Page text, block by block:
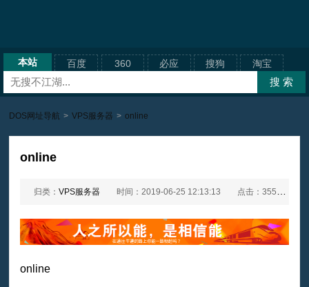
本站 百度 360 必应 搜狗 淘宝
DOS网址导航 > VPS服务器 > online
online
归类：VPS服务器 时间：2019-06-25 12:13:13 点击：3558次
online